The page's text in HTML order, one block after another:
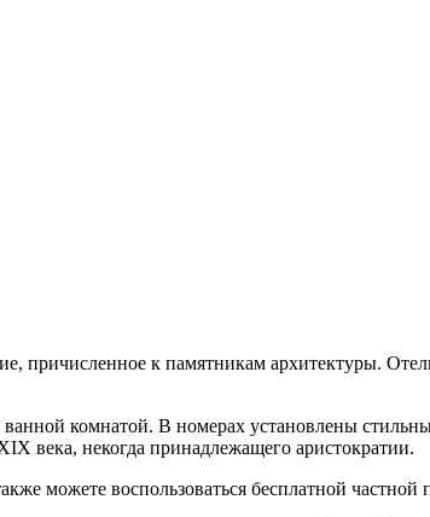
причисленное к памятникам архитектуры.
комнатой. В номерах установлены
века, некогда принадлежащего аристократии.
можете воспользоваться бесплатной частной